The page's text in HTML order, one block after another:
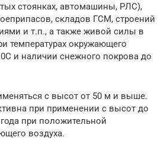
стоянках, автомашины, РЛС),
складов ГСМ, строений
и т.п., а также живой силы в
температурах окружающего
и наличии снежного покрова до
с высот от 50 м и выше.
при применении с высот до
при положительной
воздуха.